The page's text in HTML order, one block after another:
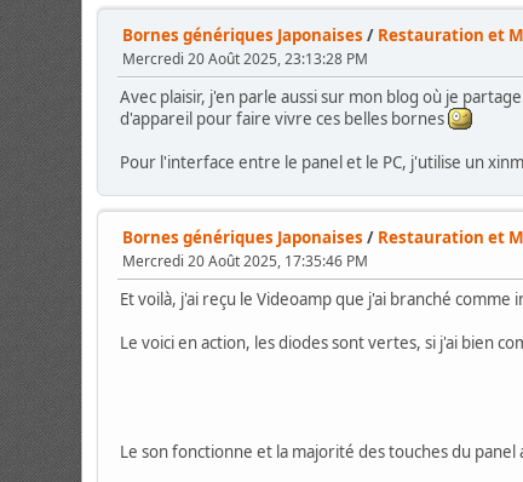
Bornes génériques Japonaises / Restauration et
Mercredi 20 Août 2025, 23:13:28 PM
Avec plaisir, j'en parle aussi sur mon blog où je
d'appareil pour faire vivre ces belles bornes
Pour l'interface entre le panel et le PC, j'utilise un
Bornes génériques Japonaises / Restauration et
Mercredi 20 Août 2025, 17:35:46 PM
Et voilà, j'ai reçu le Videoamp que j'ai branché
Le voici en action, les diodes sont vertes, si j'ai bien
Le son fonctionne et la majorité des touches du panel